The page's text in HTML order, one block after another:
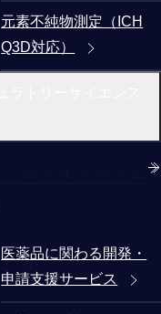
元素不純物測定（ICH
Q3D対応）
医薬品に関わる開発・
申請支援サービス